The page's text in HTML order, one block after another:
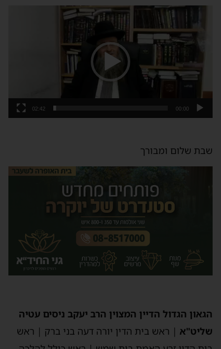
וידאו
00:00
02:42
שבת שלום ומבורך
הגאון הגדול הדיין המצוין הרב יעקב ניסים עטיה
שליט"א | ראש בית הדין יורה דעה בני ברק | ראש